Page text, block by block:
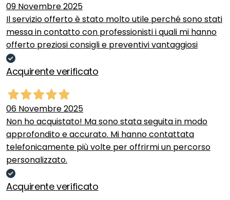
09 Novembre 2025
Il servizio offerto è stato molto utile perché sono stati
messa in contatto con professionisti i quali mi hanno
offerto preziosi consigli e preventivi vantaggiosi
Acquirente verificato
06 Novembre 2025
Non ho acquistato! Ma sono stata seguita in modo
approfondito e accurato. Mi hanno contattata
telefonicamente più volte per offrirmi un percorso
personalizzato.
Acquirente verificato